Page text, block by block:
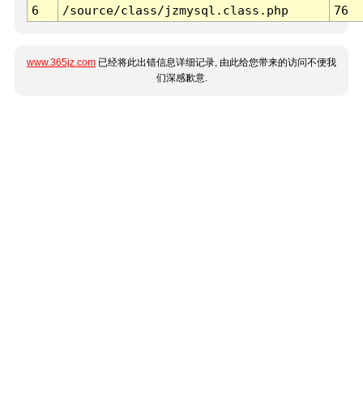
6
/source/class/jzmysql.class.php 76
www.365jz.com 已经将此出错信息详细记录, 由此给您带来的访问不便我
们深感歉意.